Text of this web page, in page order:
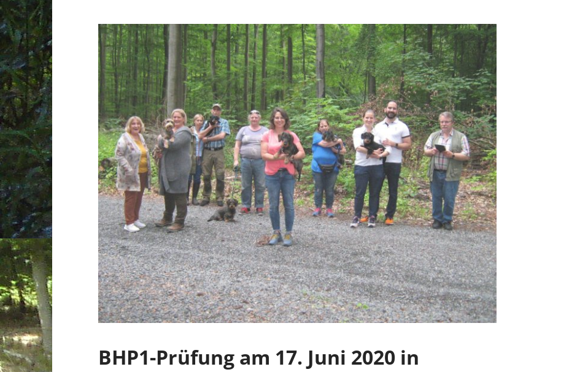
BHP1-Prüfung am 17. Juni 2020 in